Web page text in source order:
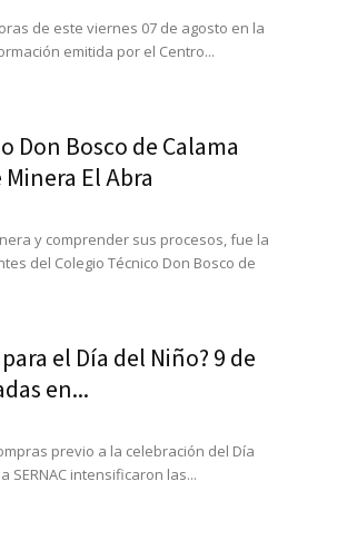
de este viernes 07 de agosto en la
emitida por el Centro...
Don Bosco de Calama
El Abra
y comprender sus procesos, fue la
del Colegio Técnico Don Bosco de
el Día del Niño? 9 de
en...
previo a la celebración del Día
SERNAC intensificaron las...